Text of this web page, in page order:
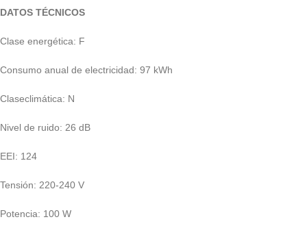
DATOS TÉCNICOS
Clase energética: F
Consumo anual de electricidad: 97 kWh
Claseclimática: N
Nivel de ruido: 26 dB
EEI: 124
Tensión: 220-240 V
Potencia: 100 W